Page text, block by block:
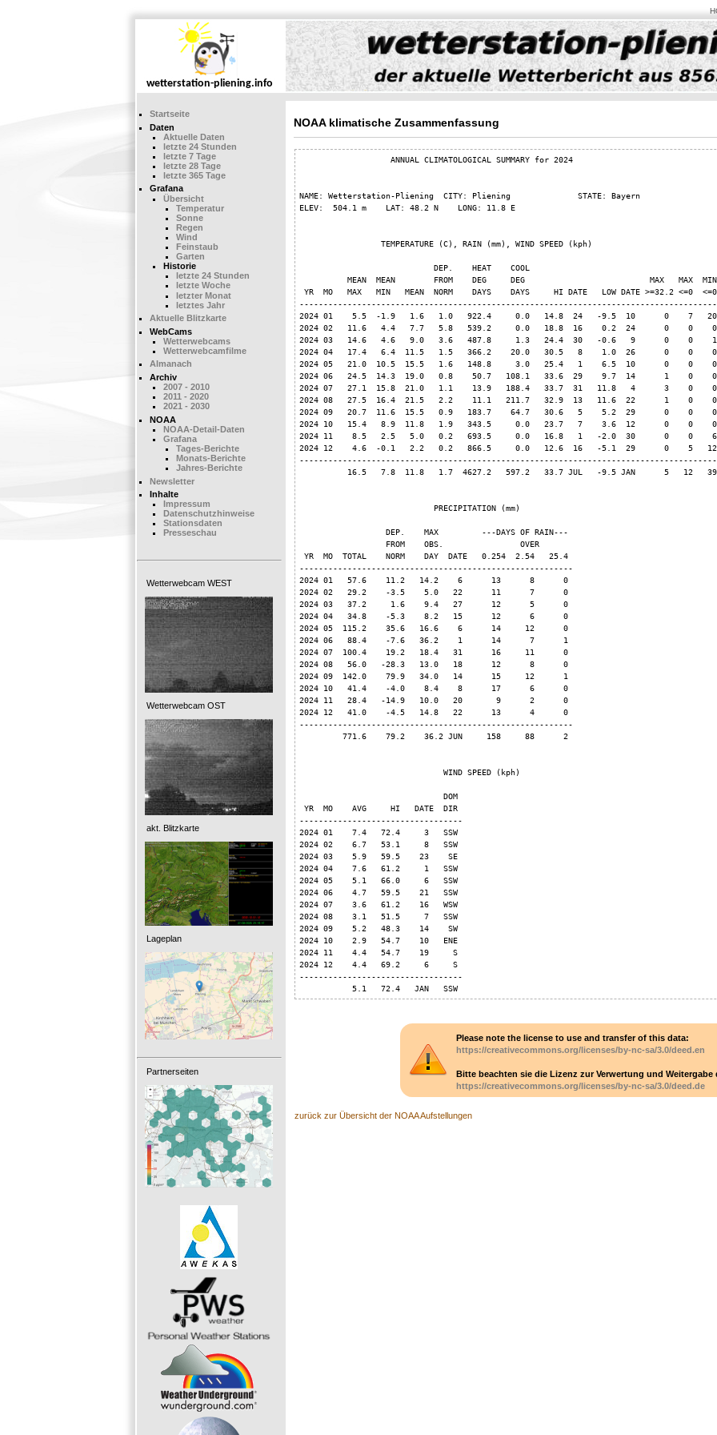
Startseite
Daten
Aktuelle Daten
letzte 24 Stunden
letzte 7 Tage
letzte 28 Tage
letzte 365 Tage
Grafana
Übersicht
Temperatur
Sonne
Regen
Wind
Feinstaub
Garten
Historie
letzte 24 Stunden
letzte Woche
letzter Monat
letztes Jahr
Aktuelle Blitzkarte
WebCams
Wetterwebcams
Wetterwebcamfilme
Almanach
Archiv
2007 - 2010
2011 - 2020
2021 - 2030
NOAA
NOAA-Detail-Daten
Grafana
Tages-Berichte
Monats-Berichte
Jahres-Berichte
Newsletter
Inhalte
Impressum
Datenschutzhinweise
Stationsdaten
Presseschau
Wetterwebcam WEST
Wetterwebcam OST
akt. Blitzkarte
Lageplan
Partnerseiten
NOAA klimatische Zusammenfassung
                   ANNUAL CLIMATOLOGICAL SUMMARY for 2024
NAME: Wetterstation-Pliening  CITY: Pliening              STATE: Bayern
ELEV:  504.1 m    LAT: 48.2 N    LONG: 11.8 E
                 TEMPERATURE (C), RAIN (mm), WIND SPEED (kph)
                            DEP.    HEAT    COOL
MEAN  MEAN        FROM    DEG     DEG                          MAX   MAX
YR  MO   MAX   MIN   MEAN  NORM    DAYS    DAYS     HI DATE   LOW DATE >=32.2 <=0
2024 01    5.5  -1.9   1.6   1.0   922.4     0.0   14.8  24   -9.5  10      0    7
2024 02   11.6   4.4   7.7   5.8   539.2     0.0   18.8  16    0.2  24      0    0
2024 03   14.6   4.6   9.0   3.6   487.8     1.3   24.4  30   -0.6   9      0    0
2024 04   17.4   6.4  11.5   1.5   366.2    20.0   30.5   8    1.0  26      0    0
2024 05   21.0  10.5  15.5   1.6   148.8     3.0   25.4   1    6.5  10      0    0
2024 06   24.5  14.3  19.0   0.8    50.7   108.1   33.6  29    9.7  14      1    0
2024 07   27.1  15.8  21.0   1.1    13.9   188.4   33.7  31   11.8   4      3    0
2024 08   27.5  16.4  21.5   2.2    11.1   211.7   32.9  13   11.6  22      1    0
2024 09   20.7  11.6  15.5   0.9   183.7    64.7   30.6   5    5.2  29      0    0
2024 10   15.4   8.9  11.8   1.9   343.5     0.0   23.7   7    3.6  12      0    0
2024 11    8.5   2.5   5.0   0.2   693.5     0.0   16.8   1   -2.0  30      0    0
2024 12    4.6  -0.1   2.2   0.2   866.5     0.0   12.6  16   -5.1  29      0    5
16.5   7.8  11.8   1.7  4627.2   597.2   33.7 JUL   -9.5 JAN      5   12
                            PRECIPITATION (mm)
                  DEP.    MAX         ---DAYS OF RAIN---
                  FROM    OBS.                OVER
YR  MO  TOTAL    NORM    DAY  DATE   0.254  2.54   25.4
---------------------------------------------------------
2024 01   57.6    11.2   14.2    6      13      8      0
2024 02   29.2    -3.5    5.0   22      11      7      0
2024 03   37.2     1.6    9.4   27      12      5      0
2024 04   34.8    -5.3    8.2   15      12      6      0
2024 05  115.2    35.6   16.6    6      14     12      0
2024 06   88.4    -7.6   36.2    1      14      7      1
2024 07  100.4    19.2   18.4   31      16     11      0
2024 08   56.0   -28.3   13.0   18      12      8      0
2024 09  142.0    79.9   34.0   14      15     12      1
2024 10   41.4    -4.0    8.4    8      17      6      0
2024 11   28.4   -14.9   10.0   20       9      2      0
2024 12   41.0    -4.5   14.8   22      13      4      0
---------------------------------------------------------
         771.6    79.2    36.2 JUN     158     88      2
                              WIND SPEED (kph)
                              DOM
YR  MO    AVG     HI   DATE  DIR
----------------------------------
2024 01    7.4   72.4     3   SSW
2024 02    6.7   53.1     8   SSW
2024 03    5.9   59.5    23    SE
2024 04    7.6   61.2     1   SSW
2024 05    5.1   66.0     6   SSW
2024 06    4.7   59.5    21   SSW
2024 07    3.6   61.2    16   WSW
2024 08    3.1   51.5     7   SSW
2024 09    5.2   48.3    14    SW
2024 10    2.9   54.7    10   ENE
2024 11    4.4   54.7    19     S
2024 12    4.4   69.2     6     S
----------------------------------
           5.1   72.4   JAN   SSW
Please note the license to use and transfer of this data:
https://creativecommons.org/licenses/by-nc-sa/3.0/deed.en
Bitte beachten sie die Lizenz zur Verwertung und Weitergabe
https://creativecommons.org/licenses/by-nc-sa/3.0/deed.de
zurück zur Übersicht der NOAA Aufstellungen